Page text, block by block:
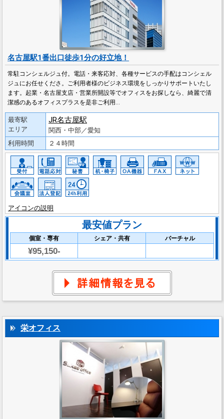
名古屋駅1番出口徒歩1分の好立地！
常駐コンシェルジュ付。電話・来客応対、各種サービスの手配はコンシェル
ジュにお任せくださ。ご利用者様のビジネス環境をしっかりサポートいたし
ます。起業・名古屋支店・営業所開設等でオフィスをお探しなら、綺麗で清
潔感のあるオフィスプラスを是非ご利用…
最寄駅
エリア
JR名古屋駅
関西・中部／愛知
利用時間
２４時間
アイコンの説明
最安値プラン
個室・専有 シェア・共有 バーチャル
¥95,150-
栄オフィス